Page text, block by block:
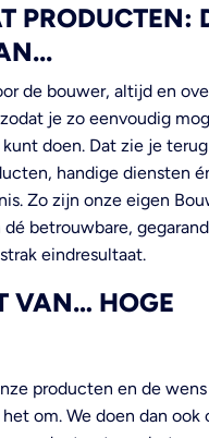
PRODUCTEN:
de bouwer, altijd en
je zo eenvoudig
doen. Dat zie je
handige diensten
Zo zijn onze eigen
betrouwbare,
eindresultaat.
VAN… HOGE
producten en de wens
om. We doen dan ook